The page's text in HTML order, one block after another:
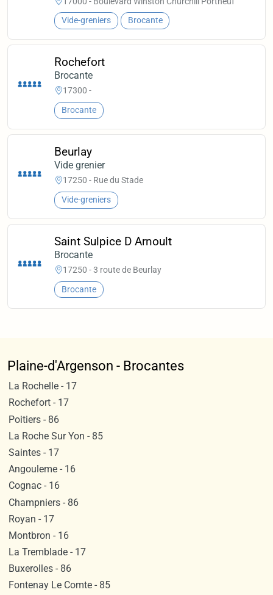
Vide-greniers Brocante
Rochefort
Brocante
17300 -
Brocante
Beurlay
Vide grenier
17250 - Rue du Stade
Vide-greniers
Saint Sulpice D Arnoult
Brocante
17250 - 3 route de Beurlay
Brocante
Plaine-d'Argenson - Brocantes
La Rochelle - 17
Rochefort - 17
Poitiers - 86
La Roche Sur Yon - 85
Saintes - 17
Angouleme - 16
Cognac - 16
Champniers - 86
Royan - 17
Montbron - 16
La Tremblade - 17
Buxerolles - 86
Fontenay Le Comte - 85